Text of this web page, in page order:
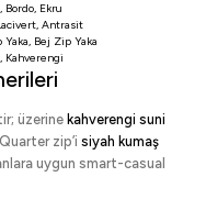
, Bordo, Ekru
, Antrasit
Yaka, Bej Zip Yaka
, Kahverengi
üzerine kahverengi suni
zip’i siyah kumaş
uygun smart-casual